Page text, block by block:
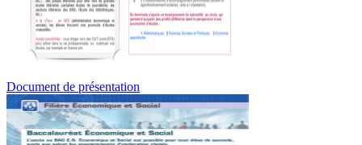
Document de présentation